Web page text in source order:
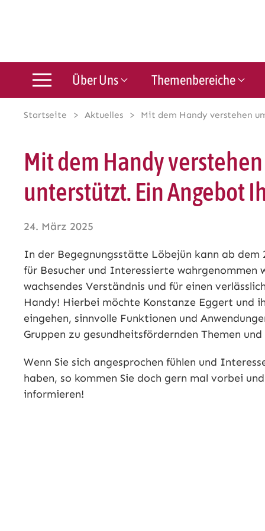
Über Uns Themenbereiche
Startseite Aktuelles Mit dem Handy verstehen
Mit dem Handy
unterstützt. Ein Angebot
24. März 2025
In der Begegnungsstätte Löbejün kann ab dem
für Besucher und Interessierte wahrgenommen
wachsendes Verständnis und für einen
Handy! Hierbei möchte Konstanze Eggert und
eingehen, sinnvolle Funktionen und
Gruppen zu gesundheitsfördernden Themen
Wenn Sie sich angesprochen fühlen und
haben, so kommen Sie doch gern mal vorbei
informieren!